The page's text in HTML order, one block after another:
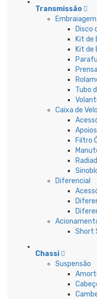
Transmissão
Embraiagem
Disco
Kit de
Kit de
Tubo
Caixa de
Filtro
Diferencial
Short
Chassi
Suspensão